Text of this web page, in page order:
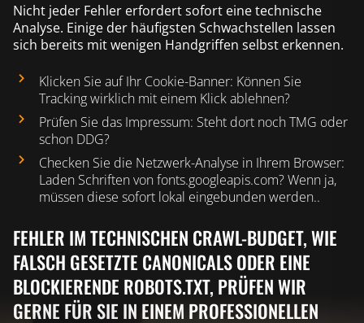
Nicht jeder Fehler erfordert sofort eine technische
Analyse. Einige der häufigsten Schwachstellen lassen
sich bereits mit wenigen Handgriffen selbst erkennen.
Klicken Sie auf Ihr Cookie-Banner: Können Sie
Tracking wirklich mit einem Klick ablehnen?
Prüfen Sie das Impressum: Steht dort noch TMG oder
schon DDG?
Checken Sie die Netzwerk-Analyse in Ihrem Browser:
Laden Schriften von fonts.googleapis.com? Wenn ja,
müssen diese sofort lokal eingebunden werden..
FEHLER IM TECHNISCHEN CRAWL-BUDGET, WIE
FALSCH GESETZTE CANONICALS ODER EINE
BLOCKIERENDE ROBOTS.TXT, PRÜFEN WIR
GERNE FÜR SIE IN EINEM PROFESSIONELLEN